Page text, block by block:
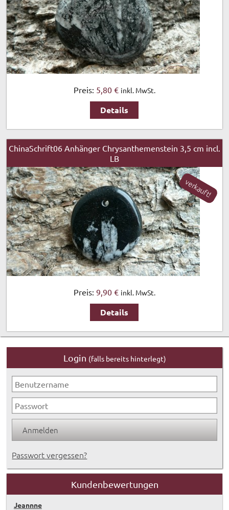
Preis: 5,80 € inkl. MwSt.
Details
ChinaSchrift06 Anhänger Chrysanthemenstein 3,5 cm incl.
LB
Preis: 9,90 € inkl. MwSt.
Details
verkauft!
Login (falls bereits hinterlegt)
Passwort vergessen?
Kundenbewertungen
Jeannne